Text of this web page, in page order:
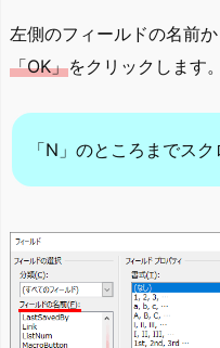
左側のフィールドの名前か
「OK」をクリックします。
「N」のところまでスク